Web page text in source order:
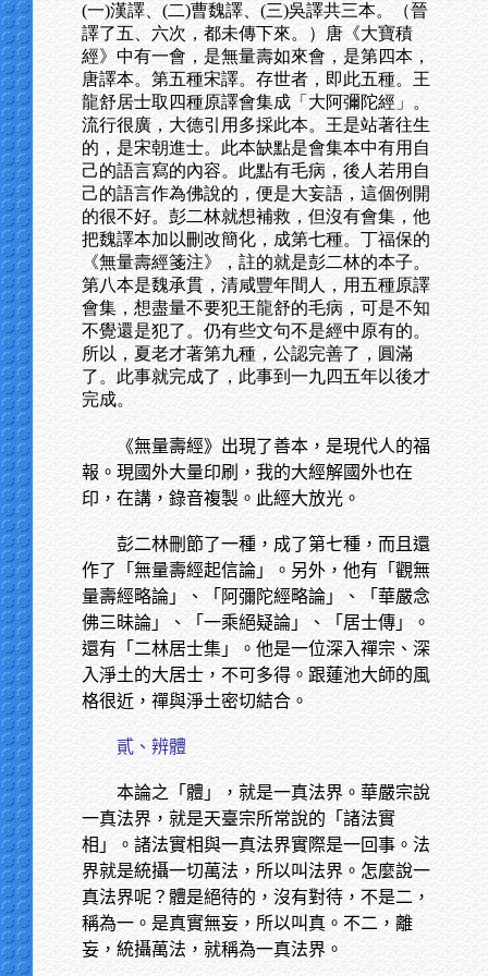
(一)漢譯、(二)曹魏譯、(三)吳譯共三本。（晉
譯了五、六次，都未傳下來。）唐《大寶積
經》中有一會，是無量壽如來會，是第四本，
唐譯本。第五種宋譯。存世者，即此五種。王
龍舒居士取四種原譯會集成「大阿彌陀經」。
流行很廣，大德引用多採此本。王是站著往生
的，是宋朝進士。此本缺點是會集本中有用自
己的語言寫的內容。此點有毛病，後人若用自
己的語言作為佛說的，便是大妄語，這個例開
的很不好。彭二林就想補救，但沒有會集，他
把魏譯本加以刪改簡化，成第七種。丁福保的
《無量壽經箋注》，註的就是彭二林的本子。
第八本是魏承貫，清咸豐年間人，用五種原譯
會集，想盡量不要犯王龍舒的毛病，可是不知
不覺還是犯了。仍有些文句不是經中原有的。
所以，夏老才著第九種，公認完善了，圓滿
了。此事就完成了，此事到一九四五年以後才
完成。
《無量壽經》出現了善本，是現代人的福
報。現國外大量印刷，我的大經解國外也在
印，在講，錄音複製。此經大放光。
彭二林刪節了一種，成了第七種，而且還
作了「無量壽經起信論」。另外，他有「觀無
量壽經略論」、「阿彌陀經略論」、「華嚴念
佛三昧論」、「一乘絕疑論」、「居士傳」。
還有「二林居士集」。他是一位深入禪宗、深
入淨土的大居士，不可多得。跟蓮池大師的風
格很近，禪與淨土密切結合。
貳、辨體
本論之「體」，就是一真法界。華嚴宗說
一真法界，就是天臺宗所常說的「諸法實
相」。諸法實相與一真法界實際是一回事。法
界就是統攝一切萬法，所以叫法界。怎麼說一
真法界呢？體是絕待的，沒有對待，不是二，
稱為一。是真實無妄，所以叫真。不二，離
妄，統攝萬法，就稱為一真法界。